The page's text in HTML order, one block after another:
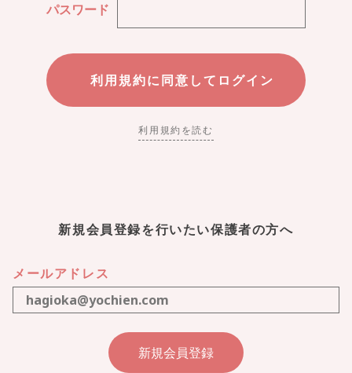
パスワード
利用規約を読む
新規会員登録を行いたい保護者の方へ
メールアドレス